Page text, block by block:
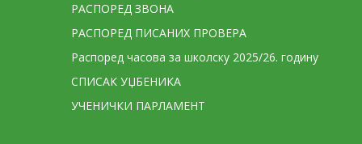
РАСПОРЕД ЗВОНА
РАСПОРЕД ПИСАНИХ ПРОВЕРА
Распоред часова за школску 2025/26. годину
СПИСАК УЏБЕНИКА
УЧЕНИЧКИ ПАРЛАМЕНТ